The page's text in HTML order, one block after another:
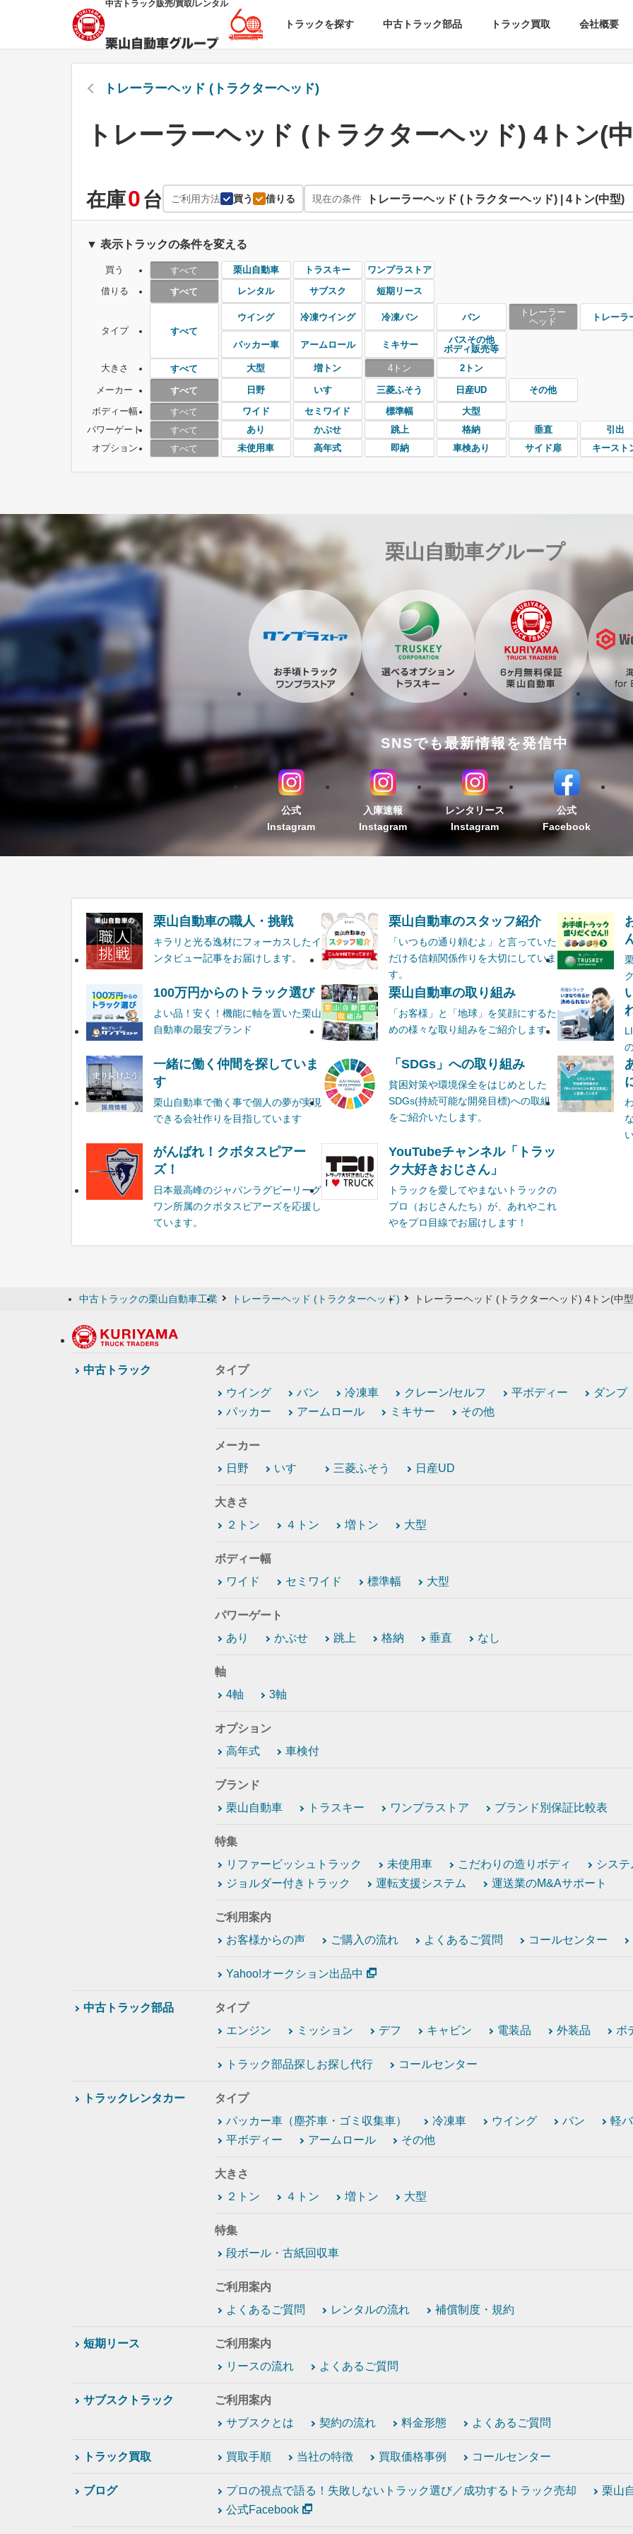
中古トラック販売/買取/レンタル
トラックを探す 中古トラック部品 トラック買取 会社概要
トレーラーヘッド (トラクターヘッド)
トレーラーヘッド (トラクターヘッド) 4トン(
在庫0台 ご利用方法 買う 借りる 現在の条件 トレーラーヘッド (トラクターヘッド) | 4トン(中型)
▼ 表示トラックの条件を変える
買う すべて 栗山自動車 トラスキー
ワンプラストア
借りる
すべて レンタル サブスク 短期リース
タイプ すべて
ウイング 冷凍ウイング 冷凍バン バン
トレーラー
ヘッド
トレーラ
パッカー車 アームロール ミキサー
バスその他
ボディ販売等
大きさ
すべて 大型 増トン 4トン 2トン
メーカー すべて 日野 いすゞ 三菱ふそう 日産UD
その他
ボディー幅
すべて ワイド セミワイド 標準幅
大型
パワーゲート
すべて あり かぶせ 跳上 格納 垂直 引出
オプション
すべて 未使用車 高年式 即納 車検あり サイド扉 キースト
栗山自動車グループ
SNSでも最新情報を発信中
公式
Instagram
入庫速報
Instagram
レンタリース
Instagram
公式
Facebook
栗山自動車の職人・挑戦
キラリと光る逸材にフォーカスしたイ
ンタビュー記事をお届けします。
栗山自動車のスタッフ紹介
「いつもの通り頼むよ」と言っていた
だける信頼関係作りを大切にしていま
す。
100万円からのトラック選び
よい品！安く！機能に軸を置いた栗山
自動車の最安ブランド
栗山自動車の取り組み
「お客様」と「地球」を笑顔にするた
めの様々な取り組みをご紹介します。
一緒に働く仲間を探していま
す
栗山自動車で働く事で個人の夢が実現
できる会社作りを目指しています
「SDGs」への取り組み
貧困対策や環境保全をはじめとした
SDGs(持続可能な開発目標)への取組
をご紹介いたします。
がんばれ！クボタスピアー
ズ！
日本最高峰のジャパンラグビーリーグ
ワン所属のクボタスピアーズを応援し
ています。
YouTubeチャンネル「トラッ
ク大好きおじさん」
トラックを愛してやまないトラックの
プロ（おじさんたち）が、あれやこれ
やをプロ目線でお届けします！
中古トラックの栗山自動車工業 トレーラーヘッド (トラクターヘッド) トレーラーヘッド (トラクターヘッド) 4トン(中
中古トラック
タイプ
ウイング
バン 冷凍車 クレーン/セルフ 平ボディー ダンプ
パッカー
アームロール ミキサー その他
メーカー
日野
いすゞ 三菱ふそう 日産UD
大きさ
２トン
４トン 増トン 大型
ボディー幅
ワイド
セミワイド 標準幅 大型
パワーゲート
あり
かぶせ 跳上 格納 垂直 なし
軸
4軸
3軸
オプション
高年式
車検付
ブランド
栗山自動車
トラスキー ワンプラストア ブランド別保証比較表
特集
リファービッシュトラック
未使用車 こだわりの造りボディ
シス
ジョルダー付きトラック
運転支援システム 運送業のM&Aサポート
ご利用案内
お客様からの声
ご購入の流れ よくあるご質問 コールセンター
Yahoo!オークション出品中
中古トラック部品
タイプ
エンジン
ミッション デフ キャビン 電装品 外装品 ボ
トラック部品探しお探し代行 コールセンター
トラックレンタカー
タイプ
パッカー車（塵芥車・ゴミ収集車）
冷凍車 ウイング バン 軽
平ボディー
アームロール その他
大きさ
２トン
４トン 増トン 大型
特集
段ボール・古紙回収車
ご利用案内
よくあるご質問
レンタルの流れ 補償制度・規約
短期リース
ご利用案内
リースの流れ
よくあるご質問
サブスクトラック
ご利用案内
サブスクとは
契約の流れ 料金形態 よくあるご質問
トラック買取 買取手順 当社の特徴 買取価格事例 コールセンター
ブログ プロの視点で語る！失敗しないトラック選び／成功するトラック売却 栗山
公式Facebook